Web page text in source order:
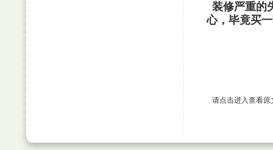
装修严重的
心，毕竟买
请点击进入查看原